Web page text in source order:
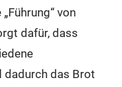
von
dafür, dass
dadurch das Brot